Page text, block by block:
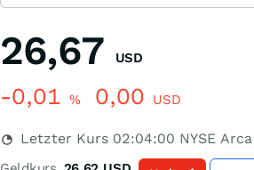
26,67 USD
-0,01 % 0,00 USD
Letzter Kurs 02:04:00 NYSE Arca